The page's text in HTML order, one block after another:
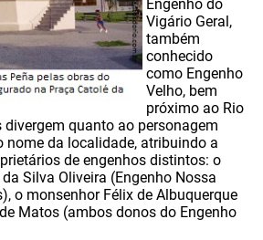
Engenho do
Vigário Geral,
também
conhecido
como Engenho
Velho, bem
próximo ao Rio
quanto ao personagem
nome da localidade, atribuindo a
de engenhos distintos: o
Silva Oliveira (Engenho Nossa
o monsenhor Félix de Albuquerque
Matos (ambos donos do Engenho